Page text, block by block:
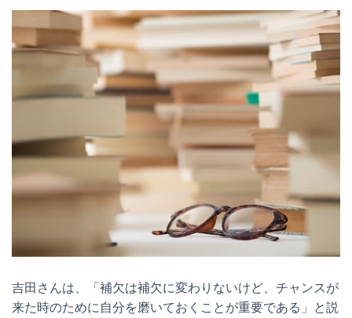
吉田さんは、「補欠は補欠に変わりないけど、チャンスが
来た時のために自分を磨いておくことが重要である」と説